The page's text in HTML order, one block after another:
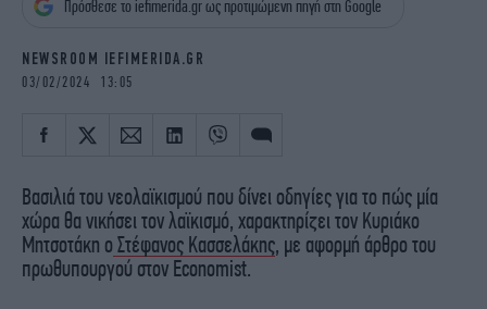
iBOOKS
ΖΩΔΙΑ
MEDIA
NEWSLETTER
Πρόσθεσε το iefimerida.gr ως προτιμώμενη πηγή στη Google
NEWSROOM IEFIMERIDA.GR
03/02/2024 13:05
Βασιλιά του νεολαϊκισμού που δίνει οδηγίες για το πώς μία
χώρα θα νικήσει τον λαϊκισμό, χαρακτηρίζει τον Κυριάκο
Μητσοτάκη ο Στέφανος Κασσελάκης, με αφορμή άρθρο του
πρωθυπουργού στον Economist.